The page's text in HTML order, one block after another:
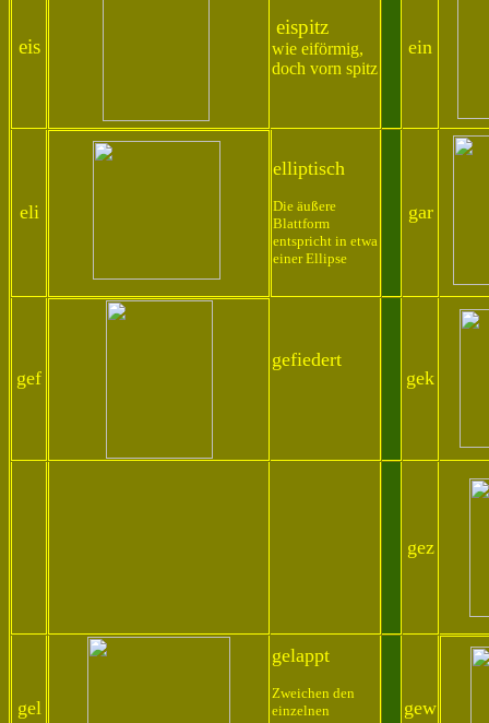
eis
eispitz
wie eiförmig,
doch vorn spitz
ein
eli
elliptisch
Die äußere
Blattform
entspricht in etwa
einer Ellipse
gar
gef
gefiedert
gek
gez
gel
gelappt
Zweichen den
einzelnen
gew